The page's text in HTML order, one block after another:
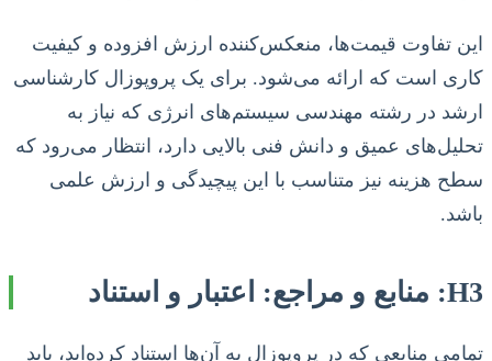
این تفاوت قیمت‌ها، منعکس‌کننده ارزش افزوده و کیفیت
کاری است که ارائه می‌شود. برای یک پروپوزال کارشناسی
ارشد در رشته مهندسی سیستم‌های انرژی که نیاز به
تحلیل‌های عمیق و دانش فنی بالایی دارد، انتظار می‌رود که
سطح هزینه نیز متناسب با این پیچیدگی و ارزش علمی
باشد.
H3: منابع و مراجع: اعتبار و استناد
تمامی منابعی که در پروپوزال به آن‌ها استناد کرده‌اید، باید